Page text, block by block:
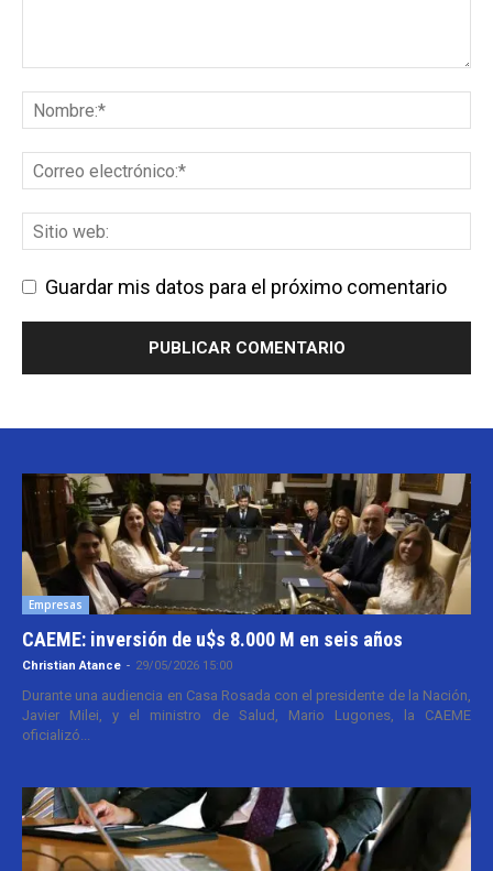
Guardar mis datos para el próximo comentario
Empresas
CAEME: inversión de u$s 8.000 M en seis años
Christian Atance - 29/05/2026 15:00
Durante una audiencia en Casa Rosada con el presidente de la Nación,
Javier Milei, y el ministro de Salud, Mario Lugones, la CAEME
oficializó...